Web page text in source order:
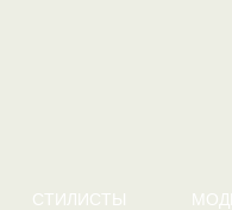
СТИЛИСТЫ